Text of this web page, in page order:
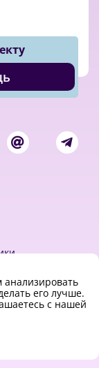
reserved.
анализировать
его лучше.
с нашей